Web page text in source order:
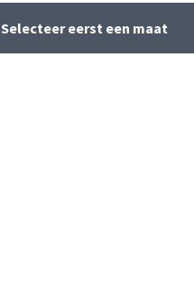
Selecteer eerst een maat